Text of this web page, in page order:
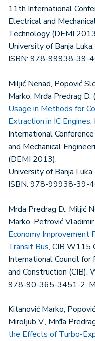
11th International
Electrical and
Technology (DEMI
University of Banja
ISBN: 978-99938-39-
Miljić Nenad, Popović
Marko, Mrđa Predrag D.
Usage in Methods for
Extraction in IC Engines,
International
and Mechanical
(DEMI 2013).
University of Banja
ISBN: 978-99938-39-
Mrđa Predrag D., Miljić
Marko, Petrović
Economy Improvement
Transit Bus, CIB W115
International Council for
and Construction (CIB),
978-90-365-3451-2,
Kitanović Marko,
Miroljub V., Mrđa
the Effects of Turbo-